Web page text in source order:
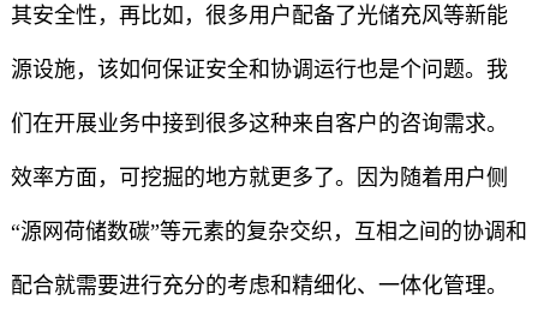
其安全性，再比如，很多用户配备了光储充风等新能
源设施，该如何保证安全和协调运行也是个问题。我
们在开展业务中接到很多这种来自客户的咨询需求。
效率方面，可挖掘的地方就更多了。因为随着用户侧
“源网荷储数碳”等元素的复杂交织，互相之间的协调和
配合就需要进行充分的考虑和精细化、一体化管理。